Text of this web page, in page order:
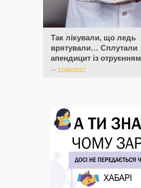
Так лікували, що ледь
врятували… Сплутали
апендицит із отруєнням
— 11/06/2017